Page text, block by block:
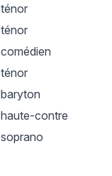
ténor
ténor
comédien
ténor
baryton
haute-contre
soprano